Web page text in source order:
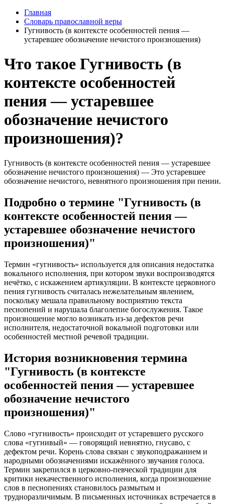
Главная
Словарь православной веры
Гугнивость (в контексте особенностей пения —
устаревшее обозначение нечистого произношения)
Что такое Гугнивость (в
контексте особенностей
пения — устаревшее
обозначение нечистого
произношения)?
Гугнивость (в контексте особенностей пения — устаревшее
обозначение нечистого произношения) — Это устаревшее
обозначение нечистого, невнятного произношения при пении.
Подробно о термине "Гугнивость (в
контексте особенностей пения —
устаревшее обозначение нечистого
произношения)"
Термин «гугнивость» используется для описания недостатка
вокального исполнения, при котором звуки воспроизводятся
нечётко, с искажением артикуляции. В контексте церковного
пения гугнивость считалась нежелательным явлением,
поскольку мешала правильному восприятию текста
песнопений и нарушала благолепие богослужения. Такое
произношение могло возникать из‑за дефектов речи
исполнителя, недостаточной вокальной подготовки или
особенностей местной речевой традиции.
История возникновения термина
"Гугнивость (в контексте
особенностей пения — устаревшее
обозначение нечистого
произношения)"
Слово «гугнивость» происходит от устаревшего русского
слова «гугнивый» — говорящий невнятно, гнусаво, с
дефектом речи. Корень слова связан с звукоподражанием и
народными обозначениями искажённого звучания голоса.
Термин закрепился в церковно‑певческой традиции для
критики некачественного исполнения, когда произношение
слов в песнопениях становилось размытым и
трудноразличимым. В письменных источниках встречается в